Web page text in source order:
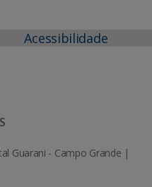
Acessibilidade
Guarani - Campo Grande |